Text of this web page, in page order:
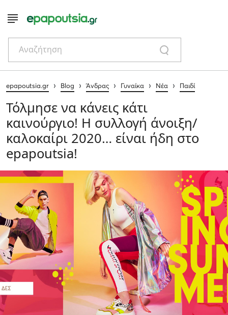
Αναζήτηση
epapoutsia.gr › Blog › Άνδρας › Γυναίκα › Νέα › Παιδί
Τόλμησε να κάνεις κάτι
καινούργιο! Η συλλογή άνοιξη/
καλοκαίρι 2020… είναι ήδη στο
epapoutsia!
Άνδρας Γυναίκα Νέα Παιδί